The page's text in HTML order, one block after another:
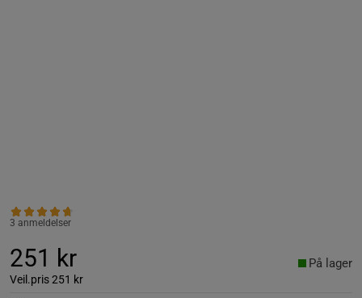
3 anmeldelser
251 kr
Veil.pris251 kr
På lager